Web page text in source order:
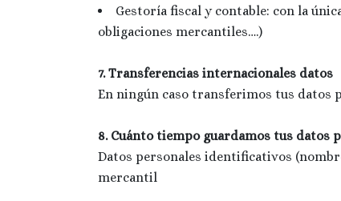
Gestoría fiscal y contable: con la
obligaciones mercantiles….)
7. Transferencias internacionales datos
En ningún caso transferimos tus datos
8. Cuánto tiempo guardamos tus datos
Datos personales identificativos
mercantil